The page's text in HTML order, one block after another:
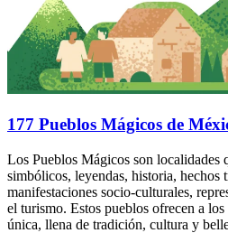
177 Pueblos Mágicos de
Los Pueblos Mágicos son localidades
simbólicos, leyendas, historia, hechos
manifestaciones socio-culturales,
el turismo. Estos pueblos ofrecen a
única, llena de tradición, cultura y